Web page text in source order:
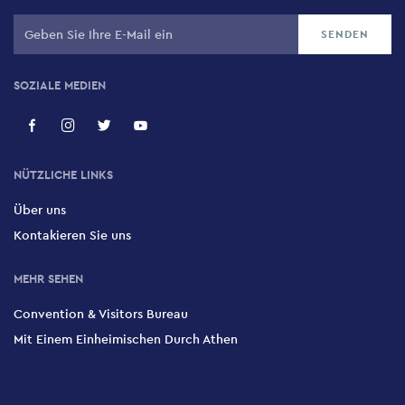
SOZIALE MEDIEN
NÜTZLICHE LINKS
Über uns
Kontakieren Sie uns
MEHR SEHEN
Convention & Visitors Bureau
Mit Einem Einheimischen Durch Athen